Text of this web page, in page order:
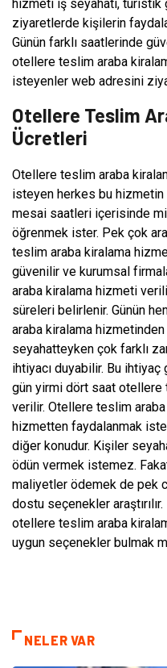
hizmeti iş seyahati,
ziyaretlerde kişilerin
Günün farklı saatlerinde
otellere teslim araba
isteyenler web adresini
Otellere Teslim
Ücretleri
Otellere teslim araba
isteyen herkes bu hizmetin
mesai saatleri içerisinde
öğrenmek ister. Pek çok
teslim araba kiralama
güvenilir ve kurumsal
araba kiralama hizmeti
süreleri belirlenir. Günün
araba kiralama
seyahatteyken çok farklı
ihtiyacı duyabilir. Bu
gün yirmi dört saat
verilir. Otellere teslim
hizmetten faydalanmak
diğer konudur. Kişiler
ödün vermek istemez.
maliyetler ödemek de pek
dostu seçenekler
otellere teslim araba
uygun seçenekler bulmak
NELER VAR